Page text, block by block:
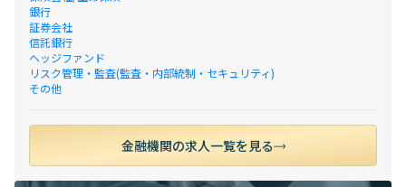
銀行
証券会社
信託銀行
ヘッジファンド
リスク管理・監査(監査・内部統制・セキュリティ)
その他
金融機関の求人一覧を見る